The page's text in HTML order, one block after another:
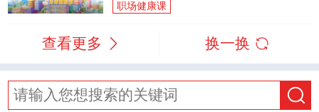
职场健康课
查看更多 换一换